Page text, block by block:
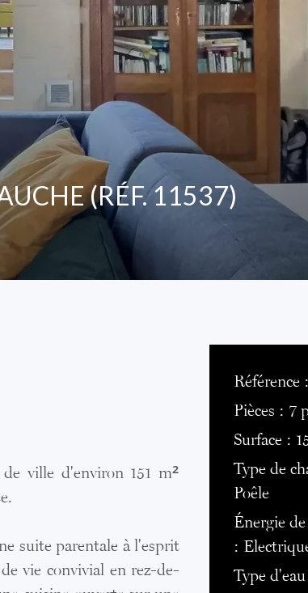
(RÉF. 11537)
ville d'environ 151 m²
suite parentale à l'esprit
vie convivial en rez-de-
Référence
Pièces
7
Surface
Type de
Poêle
Énergie
Type